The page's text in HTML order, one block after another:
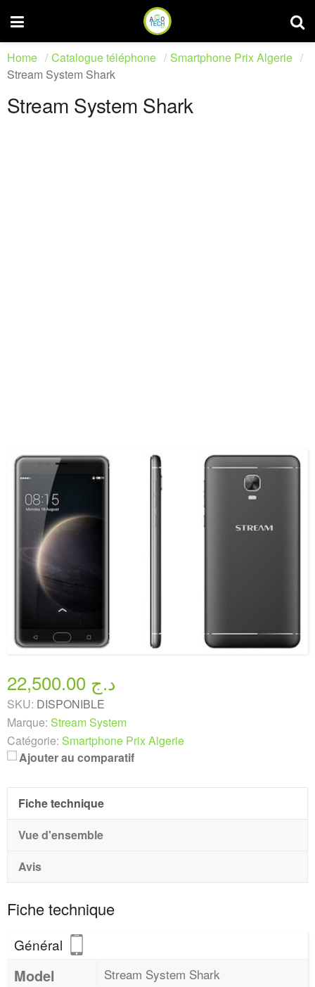
Home Catalogue téléphone
Smartphone Prix Algerie
Stream System Shark
Stream System Shark
22,500.00 د.ج
SKU: DISPONIBLE
Marque: Stream System
Catégorie: Smartphone Prix Algerie
Ajouter au comparatif
Fiche technique
Vue d'ensemble
Avis
Fiche technique
Général
Model Stream System Shark